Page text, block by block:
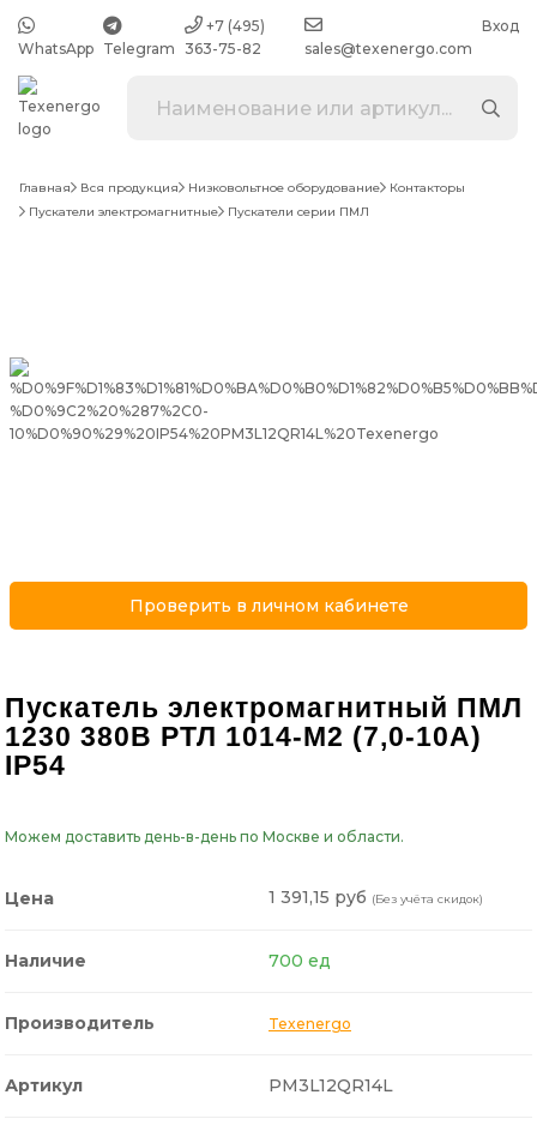
WhatsApp Telegram
+7 (495)
363-75-82
sales@texenergo.com
Вход
Главная Вся продукция Низковольтное оборудование
Контакторы
Пускатели электромагнитные
Пускатели серии ПМЛ
Проверить в личном кабинете
Пускатель электромагнитный ПМЛ
1230 380В РТЛ 1014-М2 (7,0-10А)
IP54
Можем доставить день-в-день по Москве и области.
Цена 1 391,15 руб (Без учёта скидок)
Наличие 700 ед
Производитель Texenergo
Артикул PM3L12QR14L